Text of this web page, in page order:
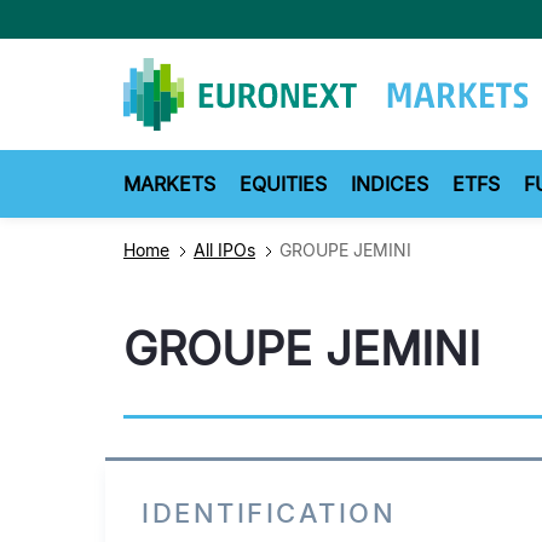
to
MARKETS EQUITIES INDICES ETFS
Home All IPOs GROUPE JEMINI
GROUPE JEMINI
IDENTIFICATION